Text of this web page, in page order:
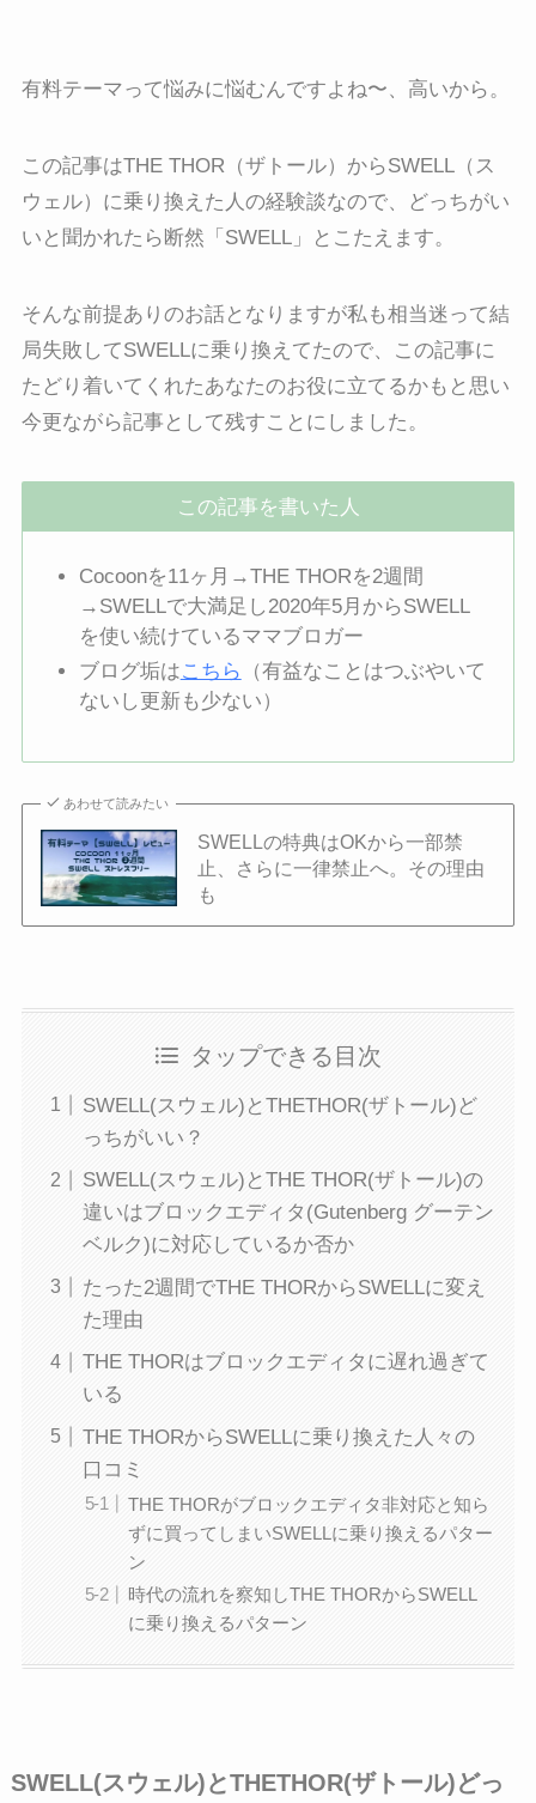
有料テーマって悩みに悩むんですよね〜、高いから。
この記事はTHE THOR（ザトール）からSWELL（ス
ウェル）に乗り換えた人の経験談なので、どっちがい
いと聞かれたら断然「SWELL」とこたえます。
そんな前提ありのお話となりますが私も相当迷って結
局失敗してSWELLに乗り換えてたので、この記事に
たどり着いてくれたあなたのお役に立てるかもと思い
今更ながら記事として残すことにしました。
この記事を書いた人
Cocoonを11ヶ月→THE THORを2週間
→SWELLで大満足し2020年5月からSWELL
を使い続けているママブロガー
ブログ垢はこちら （有益なことはつぶやいて
ないし更新も少ない）
あわせて読みたい
SWELLの特典はOKから一部禁
止、さらに一律禁止へ。その理由
も
タップできる目次
SWELL(スウェル)とTHETHOR(ザトール)ど
っちがいい？
SWELL(スウェル)とTHE THOR(ザトール)の
違いはブロックエディタ(Gutenberg グーテン
ベルク)に対応しているか否か
たった2週間でTHE THORからSWELLに変え
た理由
THE THORはブロックエディタに遅れ過ぎて
いる
THE THORからSWELLに乗り換えた人々の
口コミ
THE THORがブロックエディタ非対応と知ら
ずに買ってしまいSWELLに乗り換えるパター
ン
時代の流れを察知しTHE THORからSWELL
に乗り換えるパターン
SWELL(スウェル)とTHETHOR(ザトール)どっ